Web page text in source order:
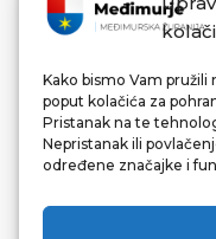
Kako bismo Vam
poput kolačića za
Pristanak na te
Nepristanak ili
određene značajke i